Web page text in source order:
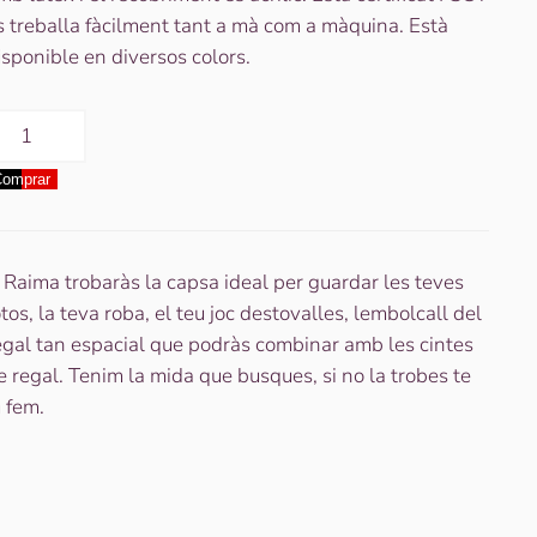
treballa fàcilment tant a mà com a màquina. Està
en diversos colors.
trobaràs la capsa ideal per guardar les teves
la teva roba, el teu joc destovalles, lembolcall del
tan espacial que podràs combinar amb les cintes
regal. Tenim la mida que busques, si no la trobes te
fem.